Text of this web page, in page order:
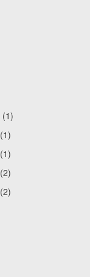
(1)
(1)
(1)
(2)
(2)